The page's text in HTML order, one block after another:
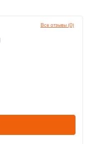
Все отзывы (0)